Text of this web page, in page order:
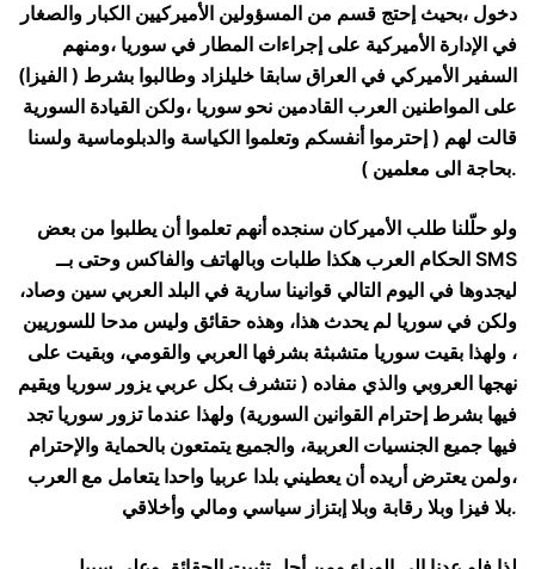
دخول ،بحيث إحتج قسم من المسؤولين الأميركيين الكبار والصغار
في الإدارة الأميركية على إجراءات المطار في سوريا ،ومنهم
السفير الأميركي في العراق سابقا خليلزاد وطالبوا بشرط ( الفيزا)
على المواطنين العرب القادمين نحو سوريا ،ولكن القيادة السورية
قالت لهم ( إحترموا أنفسكم وتعلموا الكياسة والدبلوماسية ولسنا
بحاجة الى معلمين ).
ولو حلّلنا طلب الأميركان سنجده أنهم تعلموا أن يطلبوا من بعض
الحكام العرب هكذا طلبات وبالهاتف والفاكس وحتى بــ SMS
ليجدوها في اليوم التالي قوانينا سارية في البلد العربي سين وصاد،
ولكن في سوريا لم يحدث هذا، وهذه حقائق وليس مدحا للسوريين
، ولهذا بقيت سوريا متشبثة بشرفها العربي والقومي، وبقيت على
نهجها العروبي والذي مفاده ( نتشرف بكل عربي يزور سوريا ويقيم
فيها بشرط إحترام القوانين السورية) ولهذا عندما تزور سوريا تجد
فيها جميع الجنسيات العربية، والجميع يتمتعون بالحماية والإحترام
،ولمن يعترض أريده أن يعطيني بلدا عربيا واحدا يتعامل مع العرب
بلا فيزا وبلا رقابة وبلا إبتزاز سياسي ومالي وأخلاقي.